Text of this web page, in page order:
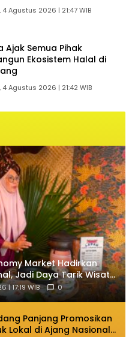
Agustus 2026 | 21:47 WIB
Ajak Semua Pihak
Ekosistem Halal di
4 Agustus 2026 | 21:42 WIB
Market Hadirkan
Jadi Daya Tarik Wisata
| 17:19 WIB 0
Panjang Promosikan
Lokal di Ajang Nasional